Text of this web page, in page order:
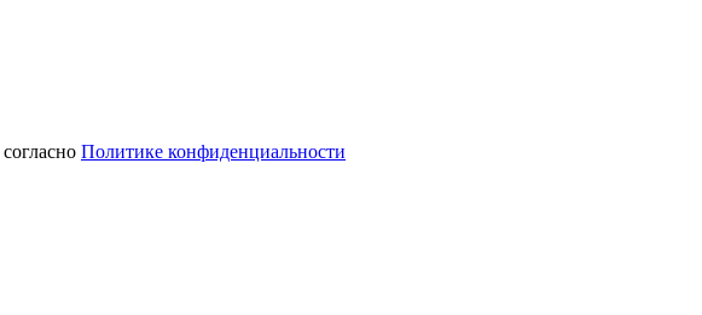
согласно Политике конфиденциальности